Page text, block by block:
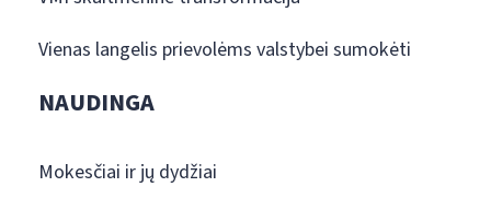
Vienas langelis prievolėms valstybei sumokėti
NAUDINGA
Mokesčiai ir jų dydžiai